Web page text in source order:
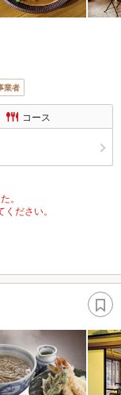
業者
コース
。
ださい。